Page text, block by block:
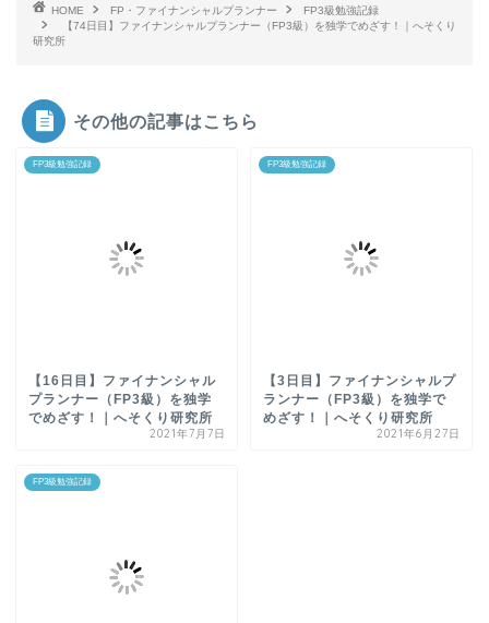
HOME FP・ファイナンシャルプランナー
FP3級勉強記録
【74日目】ファイナンシャルプランナー（FP3級）を独学でめざす！｜へそくり
研究所
その他の記事はこちら
FP3級勉強記録
【16日目】ファイナンシャル
プランナー（FP3級）を独学
でめざす！｜へそくり研究所
2021年7月7日
FP3級勉強記録
【3日目】ファイナンシャルプ
ランナー（FP3級）を独学で
めざす！｜へそくり研究所
2021年6月27日
FP3級勉強記録